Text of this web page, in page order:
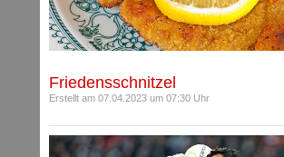
Friedensschnitzel
Erstellt am 07.04.2023 um 07:30 Uhr